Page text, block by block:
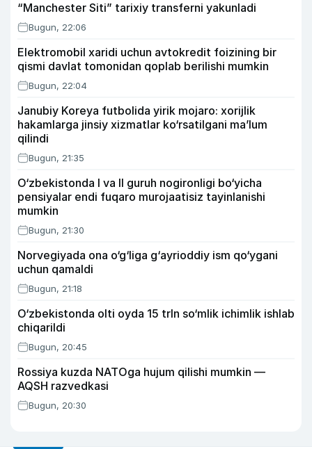
“Manchester Siti” tarixiy transferni yakunladi
Bugun, 22:06
Elektromobil xaridi uchun avtokredit foizining bir
qismi davlat tomonidan qoplab berilishi mumkin
Bugun, 22:04
Janubiy Koreya futbolida yirik mojaro: xorijlik
hakamlarga jinsiy xizmatlar ko‘rsatilgani ma’lum
qilindi
Bugun, 21:35
O‘zbekistonda I va II guruh nogironligi bo‘yicha
pensiyalar endi fuqaro murojaatisiz tayinlanishi
mumkin
Bugun, 21:30
Norvegiyada ona o‘g‘liga g‘ayrioddiy ism qo‘ygani
uchun qamaldi
Bugun, 21:18
O‘zbekistonda olti oyda 15 trln so‘mlik ichimlik ishlab
chiqarildi
Bugun, 20:45
Rossiya kuzda NATOga hujum qilishi mumkin —
AQSH razvedkasi
Bugun, 20:30